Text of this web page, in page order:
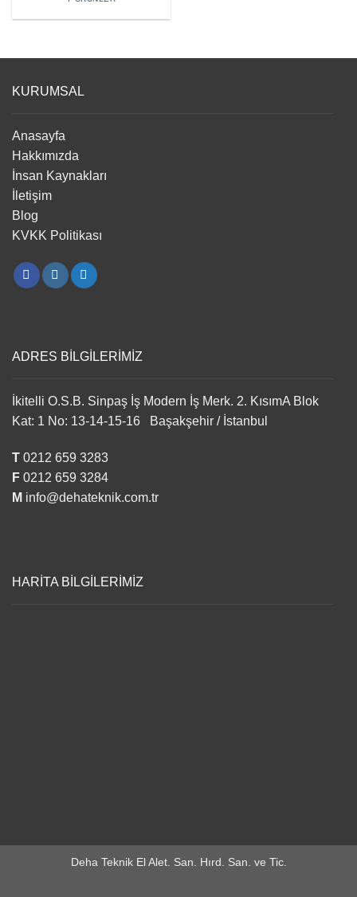
KURUMSAL
Anasayfa
Hakkımızda
İnsan Kaynakları
İletişim
Blog
KVKK Politikası
ADRES BİLGİLERİMİZ
İkitelli O.S.B. Sinpaş İş Modern İş Merk. 2. KısımA Blok
Kat: 1 No: 13-14-15-16 Başakşehir / İstanbul
T 0212 659 3283
F 0212 659 3284
M info@dehateknik.com.tr
HARİTA BİLGİLERİMİZ
Deha Teknik El Alet. San. Hırd. San. ve Tic.